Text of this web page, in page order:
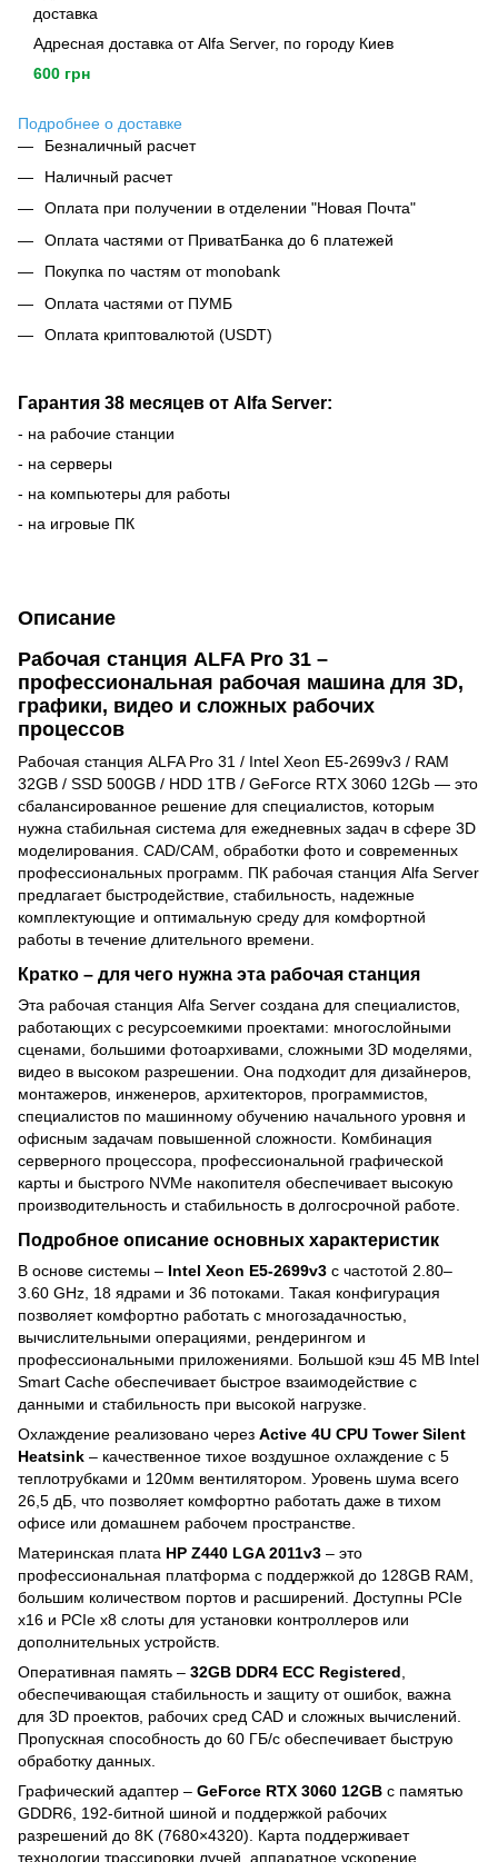
Адресная доставка от Alfa Server, по городу Киев
600 грн
Подробнее о доставке
Безналичный расчет
Наличный расчет
Оплата при получении в отделении "Новая Почта"
Оплата частями от ПриватБанка до 6 платежей
Покупка по частям от monobank
Оплата частями от ПУМБ
Оплата криптовалютой (USDT)
Гарантия 38 месяцев от Alfa Server:
- на рабочие станции
- на серверы
- на компьютеры для работы
- на игровые ПК
Описание
Рабочая станция ALFA Pro 31 –
профессиональная рабочая машина для 3D,
графики, видео и сложных рабочих
процессов
Рабочая станция ALFA Pro 31 / Intel Xeon E5-2699v3 / RAM
32GB / SSD 500GB / HDD 1TB / GeForce RTX 3060 12Gb — это
сбалансированное решение для специалистов, которым
нужна стабильная система для ежедневных задач в сфере 3D
моделирования. CAD/CAM, обработки фото и современных
профессиональных программ. ПК рабочая станция Alfa Server
предлагает быстродействие, стабильность, надежные
комплектующие и оптимальную среду для комфортной
работы в течение длительного времени.
Кратко – для чего нужна эта рабочая станция
Эта рабочая станция Alfa Server создана для специалистов,
работающих с ресурсоемкими проектами: многослойными
сценами, большими фотоархивами, сложными 3D моделями,
видео в высоком разрешении. Она подходит для дизайнеров,
монтажеров, инженеров, архитекторов, программистов,
специалистов по машинному обучению начального уровня и
офисным задачам повышенной сложности. Комбинация
серверного процессора, профессиональной графической
карты и быстрого NVMe накопителя обеспечивает высокую
производительность и стабильность в долгосрочной работе.
Подробное описание основных характеристик
В основе системы – Intel Xeon E5-2699v3 с частотой 2.80–
3.60 GHz, 18 ядрами и 36 потоками. Такая конфигурация
позволяет комфортно работать с многозадачностью,
вычислительными операциями, рендерингом и
профессиональными приложениями. Большой кэш 45 MB Intel
Smart Cache обеспечивает быстрое взаимодействие с
данными и стабильность при высокой нагрузке.
Охлаждение реализовано через Active 4U CPU Tower Silent
Heatsink – качественное тихое воздушное охлаждение с 5
теплотрубками и 120мм вентилятором. Уровень шума всего
26,5 дБ, что позволяет комфортно работать даже в тихом
офисе или домашнем рабочем пространстве.
Материнская плата HP Z440 LGA 2011v3 – это
профессиональная платформа с поддержкой до 128GB RAM,
большим количеством портов и расширений. Доступны PCIe
x16 и PCIe x8 слоты для установки контроллеров или
дополнительных устройств.
Оперативная память – 32GB DDR4 ECC Registered
обеспечивающая стабильность и защиту от ошибок, важна
для 3D проектов, рабочих сред CAD и сложных вычислений.
Пропускная способность до 60 ГБ/с обеспечивает быструю
обработку данных.
Графический адаптер – GeForce RTX 3060 12GB с памятью
GDDR6, 192-битной шиной и поддержкой рабочих
разрешений до 8K (7680×4320). Карта поддерживает
технологии трассировки лучей, аппаратное ускорение